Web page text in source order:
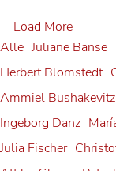
Andrè
Sophie
Sophie Rennert
Alexander
Georg
Georg Zeppenfeld
Julia
Load More
Alle Juliane Banse
Herbert Blomstedt
Ammiel Bushakevitz
Ingeborg Danz
Julia Fischer